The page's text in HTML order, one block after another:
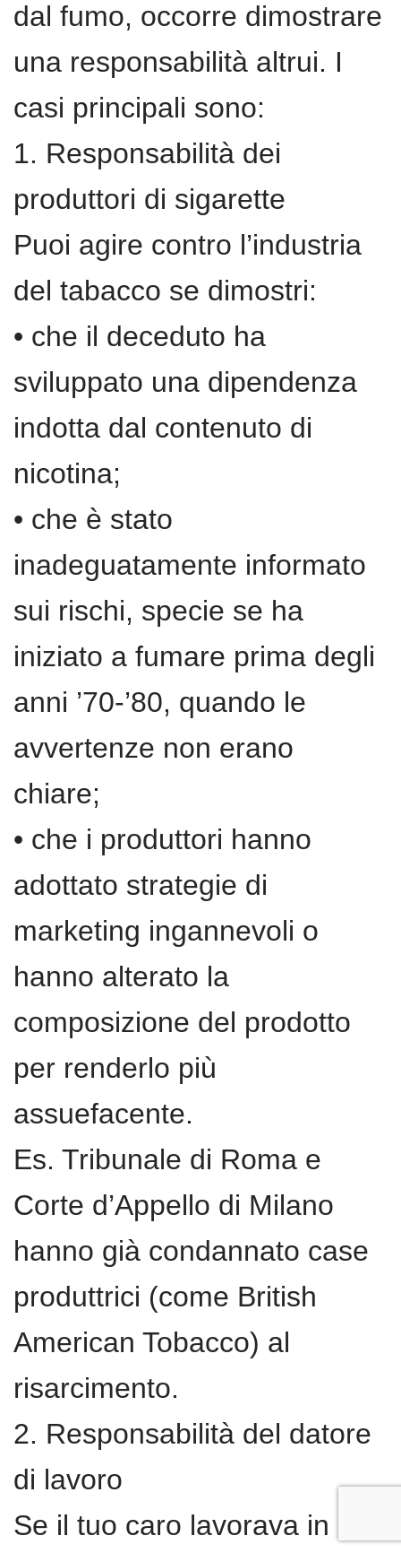
dal fumo, occorre dimostrare
una responsabilità altrui. I
casi principali sono:
1. Responsabilità dei
produttori di sigarette
Puoi agire contro l’industria
del tabacco se dimostri:
• che il deceduto ha
sviluppato una dipendenza
indotta dal contenuto di
nicotina;
• che è stato
inadeguatamente informato
sui rischi, specie se ha
iniziato a fumare prima degli
anni ’70-’80, quando le
avvertenze non erano
chiare;
• che i produttori hanno
adottato strategie di
marketing ingannevoli o
hanno alterato la
composizione del prodotto
per renderlo più
assuefacente.
Es. Tribunale di Roma e
Corte d’Appello di Milano
hanno già condannato case
produttrici (come British
American Tobacco) al
risarcimento.
2. Responsabilità del datore
di lavoro
Se il tuo caro lavorava in